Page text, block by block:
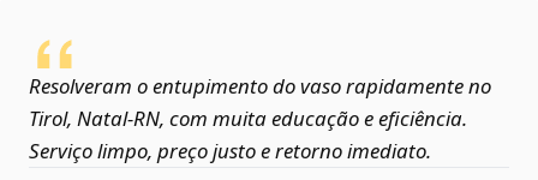
Resolveram o entupimento do vaso rapidamente no
Tirol, Natal‑RN, com muita educação e eficiência.
Serviço limpo, preço justo e retorno imediato.